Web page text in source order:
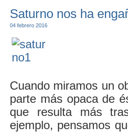
Saturno nos ha
04 febrero 2016
Cuando miramos un
parte más opaca de
que resulta más
ejemplo, pensamos